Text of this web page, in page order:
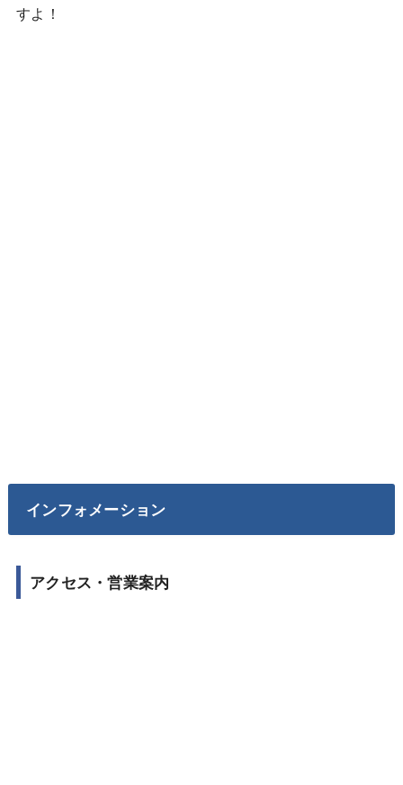
すよ！
インフォメーション
アクセス・営業案内